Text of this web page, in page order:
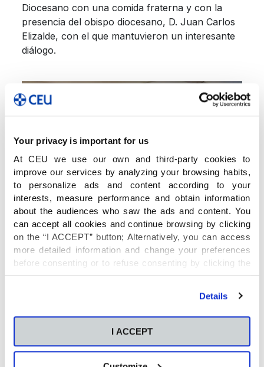
Your privacy is important for us
At CEU we use our own and third-party cookies to
improve our services by analyzing your browsing habits,
to personalize ads and content according to your
interests, measure performance and obtain information
about the audiences who saw the ads and content. You
can accept all cookies and continue browsing by clicking
on the “I ACCEPT” button; Alternatively, you can access
more detailed information and change your preferences
before consenting or to refuse consenting by clicking the
"Personalize" button. For more information you can visit
Details
I ACCEPT
Diocesano con una comida fraterna y con la
presencia del obispo diocesano, D. Juan Carlos
Elizalde, con el que mantuvieron un interesante
diálogo.